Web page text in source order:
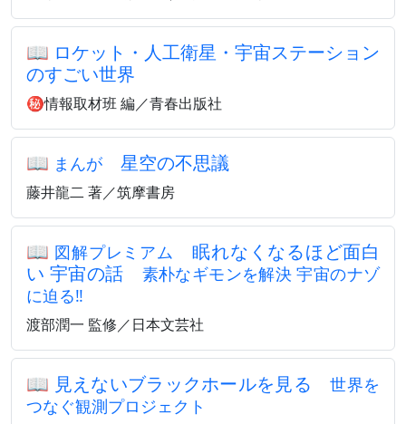
📖 ロケット・人工衛星・宇宙ステーション
のすごい世界
㊙情報取材班 編／青春出版社
📖 まんが 星空の不思議
藤井龍二 著／筑摩書房
📖 図解プレミアム
眠れなくなるほど面白
い 宇宙の話 素朴なギモンを解決 宇宙のナゾ
に迫る‼
渡部潤一 監修／日本文芸社
📖 見えないブラックホールを見る世界を
つなぐ観測プロジェクト